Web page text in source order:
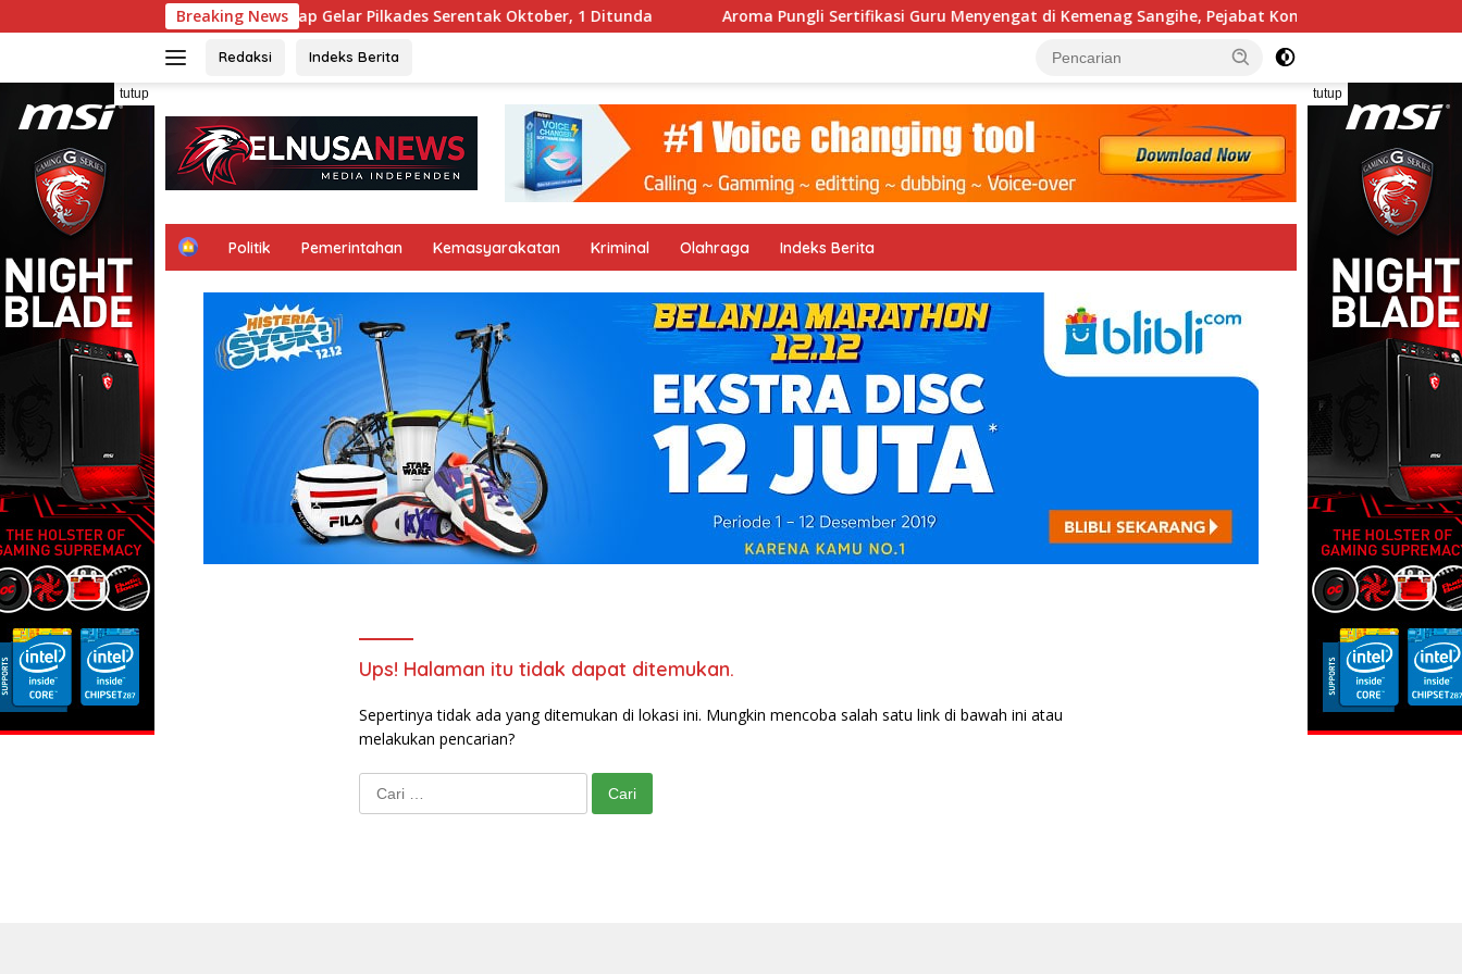
ke
Breaking News
11 Agustus: 117 Kampung Siap Gelar Pilkades Serentak Oktober, 1 Ditunda Aroma Pungli Sertifikasi Guru Menyengat di Kemenag Sangihe, Pejabat Kompak Membantah
Redaksi Indeks Berita
tutup tutup
H
Politik Pemerintahan Kemasyarakatan Kriminal Olahraga Indeks Berita
Ups! Halaman itu tidak dapat ditemukan.
Sepertinya tidak ada yang ditemukan di lokasi ini. Mungkin mencoba salah satu link di bawah ini atau
melakukan pencarian?
Cari
untuk: